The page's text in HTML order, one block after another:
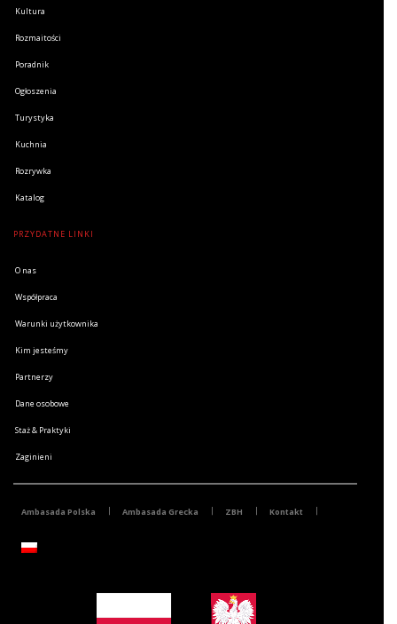
Kultura
Rozmaitości
Poradnik
Ogłoszenia
Turystyka
Kuchnia
Rozrywka
Katalog
PRZYDATNE LINKI
O nas
Współpraca
Warunki użytkownika
Kim jesteśmy
Partnerzy
Dane osobowe
Staż & Praktyki
Zaginieni
Ambasada Polska Ambasada Grecka ZBH Kontakt